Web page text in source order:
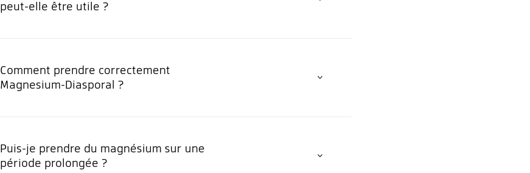
peut-elle être utile ?
Comment prendre correctement
Magnesium-Diasporal ?
Puis-je prendre du magnésium sur une
période prolongée ?